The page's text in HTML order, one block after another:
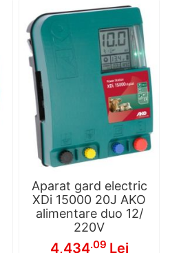
Aparat gard electric
XDi 15000 20J AKO
alimentare duo 12/
220V
4,434.09 Lei